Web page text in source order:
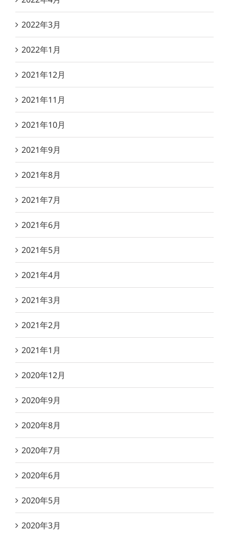
2022年3月
2022年1月
2021年12月
2021年11月
2021年10月
2021年9月
2021年8月
2021年7月
2021年6月
2021年5月
2021年4月
2021年3月
2021年2月
2021年1月
2020年12月
2020年9月
2020年8月
2020年7月
2020年6月
2020年5月
2020年3月